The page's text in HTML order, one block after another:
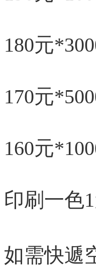
180元
170元
160元
印刷一色
如需快遞